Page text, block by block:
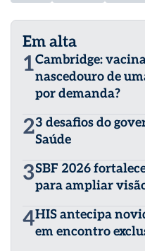
Em alta
1Cambridge:
nascedouro de
por demanda?
23 desafios do
Saúde
3SBF 2026
para ampliar
4HIS antecipa
em encontro